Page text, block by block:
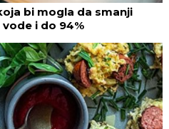
bi mogla da smanji
i do 94%